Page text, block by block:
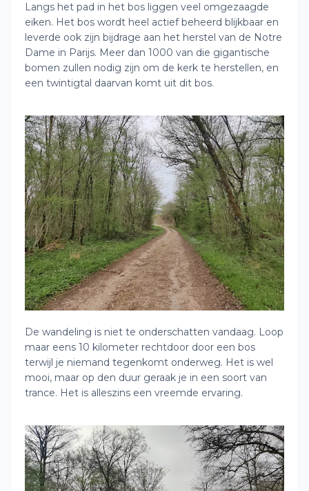
Langs het pad in het bos liggen veel omgezaagde
eiken. Het bos wordt heel actief beheerd blijkbaar en
leverde ook zijn bijdrage aan het herstel van de Notre
Dame in Parijs. Meer dan 1000 van die gigantische
bomen zullen nodig zijn om de kerk te herstellen, en
een twintigtal daarvan komt uit dit bos.
De wandeling is niet te onderschatten vandaag. Loop
maar eens 10 kilometer rechtdoor door een bos
terwijl je niemand tegenkomt onderweg. Het is wel
mooi, maar op den duur geraak je in een soort van
trance. Het is alleszins een vreemde ervaring.